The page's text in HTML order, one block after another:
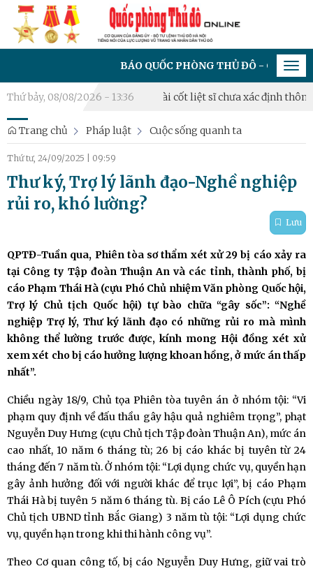
BÁO QUỐC PHÒNG THỦ ĐÔ - CƠ QUAN
Thứ bảy, 08/08/2026 - 13:36
Triển khai lấy mẫu hài cốt liệt sĩ chưa xác định thông tin
Trang chủ Pháp luật Cuộc sống quanh ta
Thứ tư, 24/09/2025 09:59
Thư ký, Trợ lý lãnh đạo-Nghề nghiệp
rủi ro, khó lường?
Lưu
QPTĐ-Tuần qua, Phiên tòa sơ thẩm xét xử 29 bị cáo xảy ra
tại Công ty Tập đoàn Thuận An và các tỉnh, thành phố, bị
cáo Phạm Thái Hà (cựu Phó Chủ nhiệm Văn phòng Quốc hội,
Trợ lý Chủ tịch Quốc hội) tự bào chữa “gây sốc”: “Nghề
nghiệp Trợ lý, Thư ký lãnh đạo có những rủi ro mà mình
không thể lường trước được, kính mong Hội đồng xét xử
xem xét cho bị cáo hưởng lượng khoan hồng, ở mức án thấp
nhất”.
Chiều ngày 18/9, Chủ tọa Phiên tòa tuyên án ở nhóm tội: “Vi
phạm quy định về đấu thầu gây hậu quả nghiêm trọng”, phạt
Nguyễn Duy Hưng (cựu Chủ tịch Tập đoàn Thuận An), mức án
cao nhất, 10 năm 6 tháng tù; 26 bị cáo khác bị tuyên từ 24
tháng đến 7 năm tù. Ở nhóm tội: “Lợi dụng chức vụ, quyền hạn
gây ảnh hưởng đối với người khác để trục lợi”, bị cáo Phạm
Thái Hà bị tuyên 5 năm 6 tháng tù. Bị cáo Lê Ô Pích (cựu Phó
Chủ tịch UBND tỉnh Bắc Giang) 3 năm tù tội: “Lợi dụng chức
vụ, quyền hạn trong khi thi hành công vụ”.
Theo Cơ quan công tố, bị cáo Nguyễn Duy Hưng, giữ vai trò